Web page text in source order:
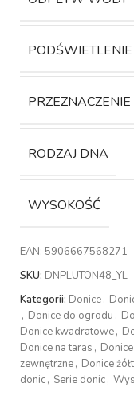
PODŚWIETLENIE
PRZEZNACZENIE
RODZAJ DNA
WYSOKOŚĆ
EAN: 5906667568271
SKU: DNPLUTON48_YL
Kategorii: Donice,
, Donice do ogrodu ,
Donice kwadratowe,
Donice na taras ,
zewnętrzne, Donice
donic, Serie donic,